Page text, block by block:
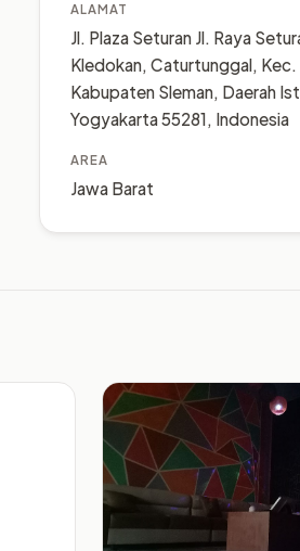
ALAMAT
Jl. Plaza Seturan Jl. Raya
Kledokan, Caturtunggal,
Kabupaten Sleman, Daerah
Yogyakarta 55281, Indonesia
AREA
Jawa Barat